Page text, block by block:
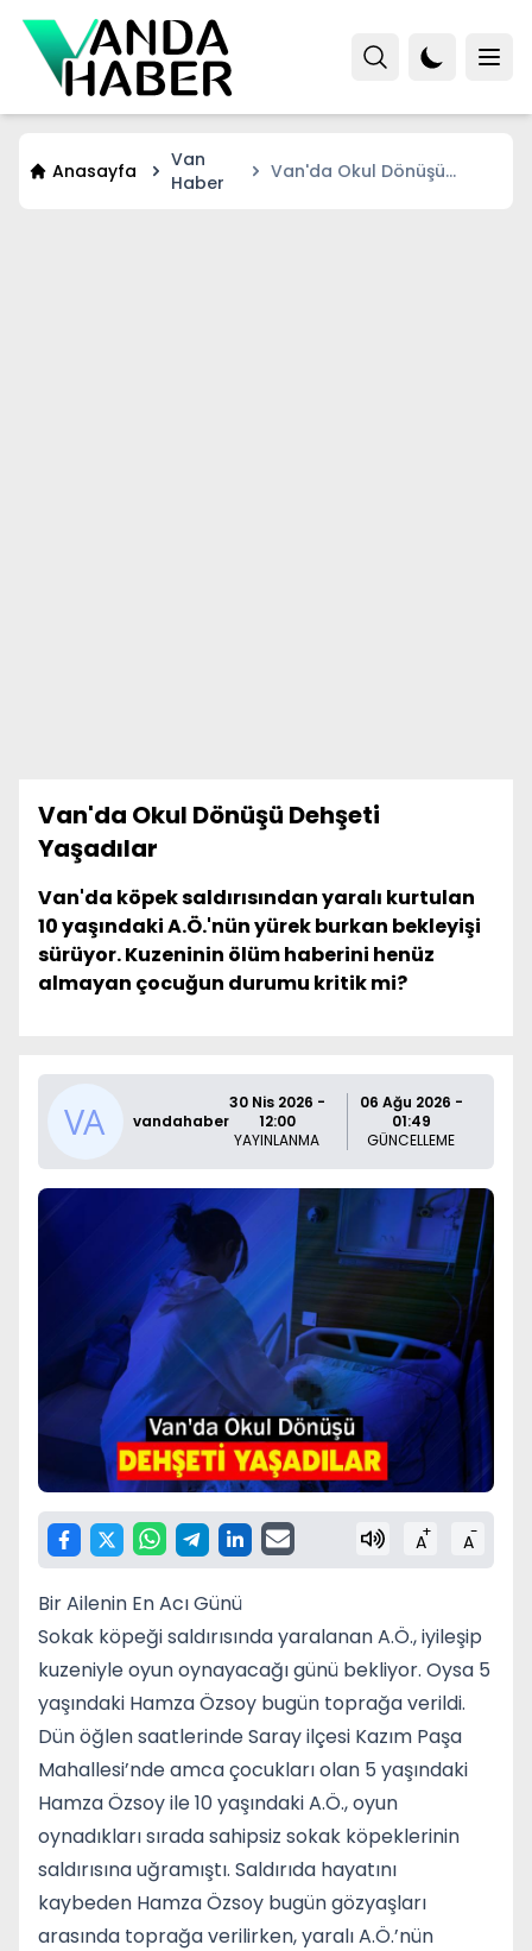
Anasayfa
Van
Haber
Van'da Okul Dönüşü
Van'da Okul Dönüşü Dehşeti
Yaşadılar
Van'da köpek saldırısından yaralı kurtulan
10 yaşındaki A.Ö.'nün yürek burkan bekleyişi
sürüyor. Kuzeninin ölüm haberini henüz
almayan çocuğun durumu kritik mi?
vandahaber
30 Nis 2026 -
12:00
YAYINLANMA
06 Ağu 2026 -
01:49
GÜNCELLEME
A+ A-
Bir Ailenin En Acı Günü
Sokak köpeği saldırısında yaralanan A.Ö., iyileşip
kuzeniyle oyun oynayacağı günü bekliyor. Oysa 5
yaşındaki Hamza Özsoy bugün toprağa verildi.
Dün öğlen saatlerinde Saray ilçesi Kazım Paşa
Mahallesi’nde amca çocukları olan 5 yaşındaki
Hamza Özsoy ile 10 yaşındaki A.Ö., oyun
oynadıkları sırada sahipsiz sokak köpeklerinin
saldırısına uğramıştı. Saldırıda hayatını
kaybeden Hamza Özsoy bugün gözyaşları
arasında toprağa verilirken, yaralı A.Ö.’nün